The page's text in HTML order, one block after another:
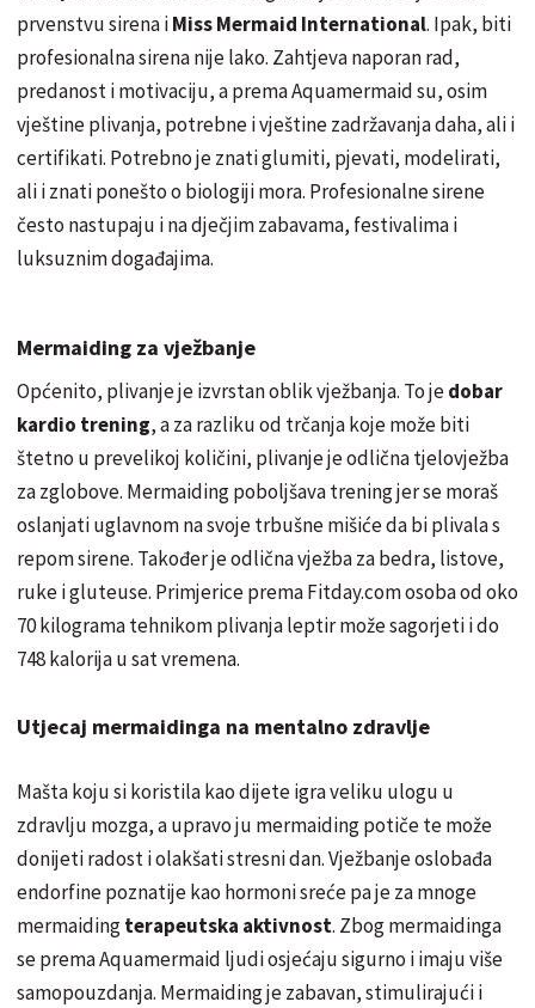
prvenstvu sirena iMiss Mermaid International. Ipak, biti
profesionalna sirena nije lako. Zahtjeva naporan rad,
predanost i motivaciju, a prema Aquamermaid su, osim
vještine plivanja, potrebne i vještine zadržavanja daha, ali i
certifikati. Potrebno je znati glumiti, pjevati, modelirati,
ali i znati ponešto o biologiji mora. Profesionalne sirene
često nastupaju i na dječjim zabavama, festivalima i
luksuznim događajima.
Mermaiding za vježbanje
Općenito, plivanje je izvrstan oblik vježbanja. To jedobar
kardio trening, a za razliku od trčanja koje može biti
štetno u prevelikoj količini, plivanje je odlična tjelovježba
za zglobove. Mermaiding poboljšava trening jer se moraš
oslanjati uglavnom na svoje trbušne mišiće da bi plivala s
repom sirene. Također je odlična vježba za bedra, listove,
ruke i gluteuse. Primjerice prema Fitday.com osoba od oko
70 kilograma tehnikom plivanja leptir može sagorjeti i do
748 kalorija u sat vremena.
Utjecaj mermaidinga na mentalno zdravlje
Mašta koju si koristila kao dijete igra veliku ulogu u
zdravlju mozga, a upravo ju mermaiding potiče te može
donijeti radost i olakšati stresni dan. Vježbanje oslobađa
endorfine poznatije kao hormoni sreće pa je za mnoge
mermaidingterapeutska aktivnost. Zbog mermaidinga
se prema Aquamermaid ljudi osjećaju sigurno i imaju više
samopouzdanja. Mermaiding je zabavan, stimulirajući i